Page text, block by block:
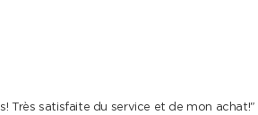
Très satisfaite du service et de mon achat!"